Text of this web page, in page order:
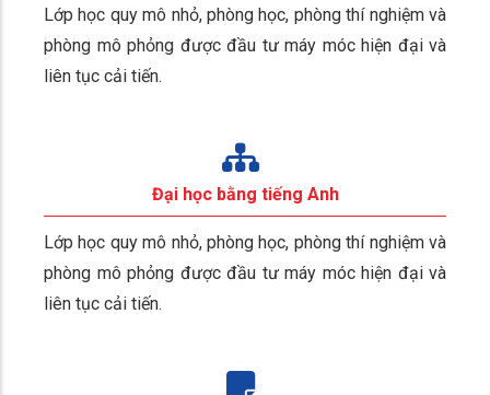
Lớp học quy mô nhỏ, phòng học, phòng thí nghiệm và
phòng mô phỏng được đầu tư máy móc hiện đại và
liên tục cải tiến.
Đại học bằng tiếng Anh
Lớp học quy mô nhỏ, phòng học, phòng thí nghiệm và
phòng mô phỏng được đầu tư máy móc hiện đại và
liên tục cải tiến.